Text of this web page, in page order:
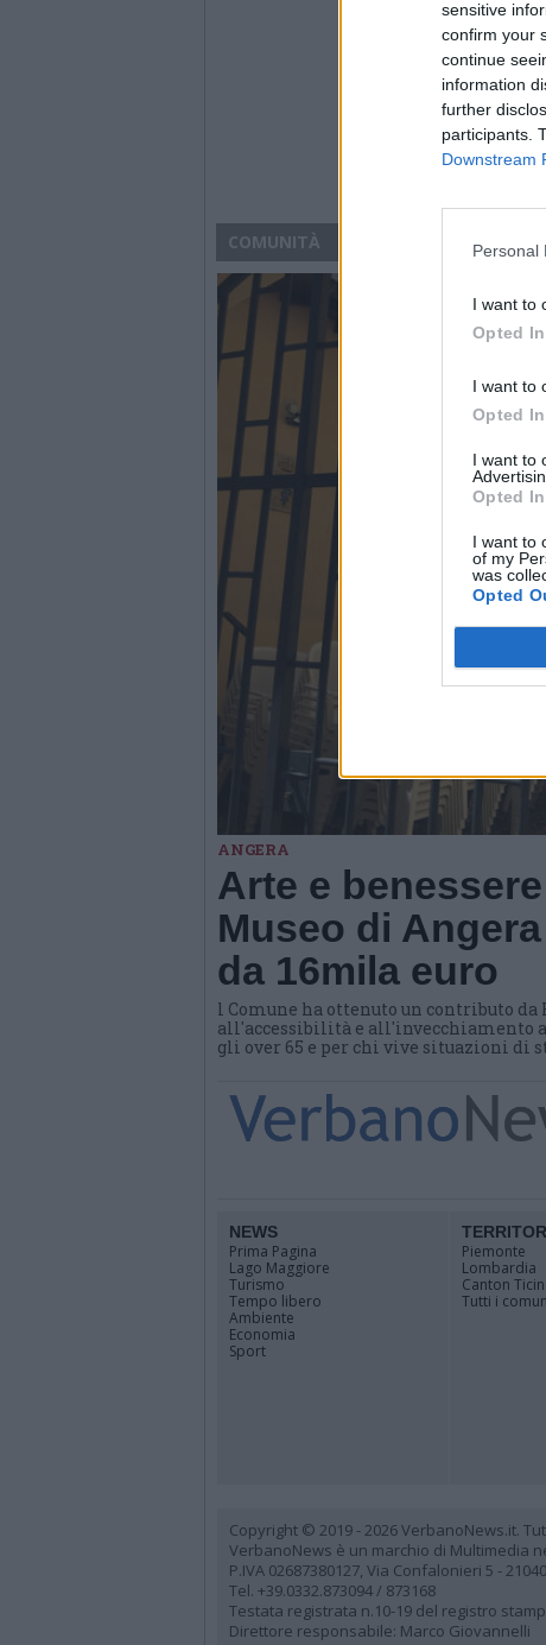
sensitive
confirm your
continue
information
further
participants.
Downstream
Personal
I want to
Opted In
I want to
Opted In
I want to
Opted In
I want to
of my
was
Opted
COMUNITÀ
ANGERA
Arte e
Museo di
da 16mila euro
l Comune ha ottenuto un contributo
all'accessibilità e all'invecchiamento
gli over 65 e per chi vive situazioni di
NEWS
Prima Pagina
Lago Maggiore
Turismo
Tempo libero
Ambiente
Economia
Sport
Piemonte
Lombardia
Canton
Tutti i
Copyright © 2019 - 2026 VerbanoNews.it.
VerbanoNews è un marchio di Multimedia
P.IVA 02687380127, Via Confalonieri 5 -
Tel. +39.0332.873094 / 873168
Testata registrata n.10-19 del registro
Direttore responsabile: Marco Giovannelli